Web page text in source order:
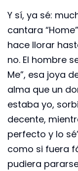
Y sí, ya sé:
cantara
hace llorar
no. El hombre
Me”, esa joya
alma que un
estaba yo,
decente,
perfecto y lo
como si fuera
pudiera